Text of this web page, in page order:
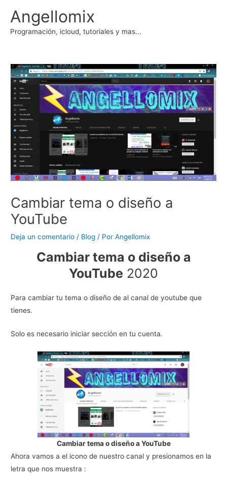
contenido
Angellomix
Programación, icloud, tutoriales y mas...
Cambiar tema o diseño a
YouTube
Deja un comentario / Blog / PorAngellomix
Cambiar tema o diseño a
YouTube 2020
Para cambiar tu tema o diseño de al canal de youtube que
tienes.
Solo es necesario iniciar sección en tu cuenta.
Cambiar tema o diseño a YouTube
Ahora vamos a el icono de nuestro canal y presionamos en la
letra que nos muestra :